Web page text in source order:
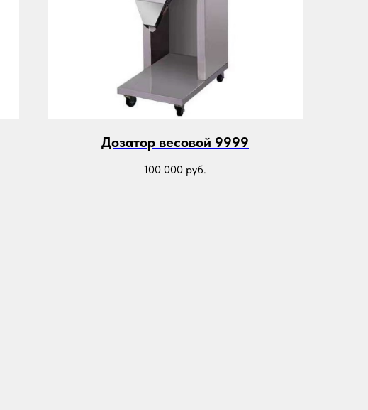
Дозатор весовой 9999
100 000 руб.